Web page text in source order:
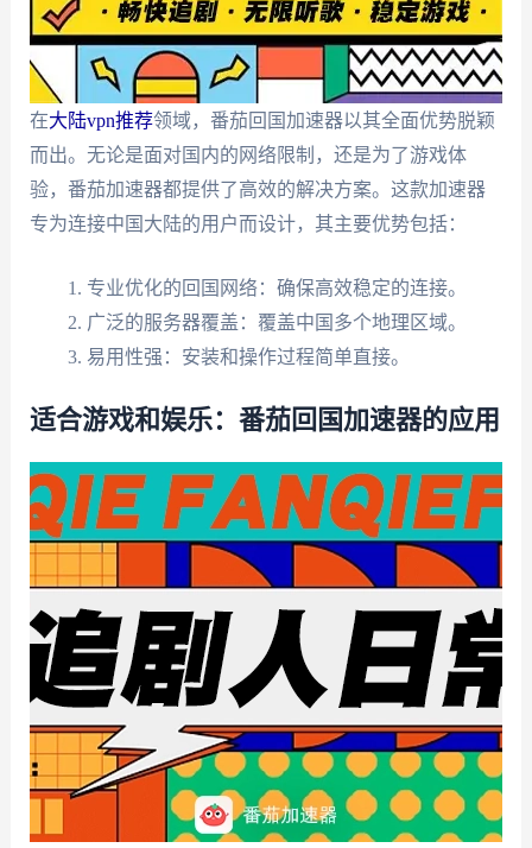
在大陆vpn推荐领域，番茄回国加速器以其全面优势脱颖
而出。无论是面对国内的网络限制，还是为了游戏体
验，番茄加速器都提供了高效的解决方案。这款加速器
专为连接中国大陆的用户而设计，其主要优势包括：
专业优化的回国网络：确保高效稳定的连接。
广泛的服务器覆盖：覆盖中国多个地理区域。
易用性强：安装和操作过程简单直接。
适合游戏和娱乐：番茄回国加速器的应用